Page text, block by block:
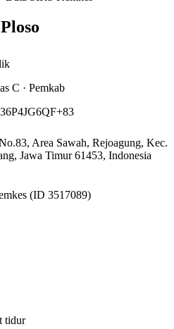
C · Pemkab
6P4JG6QF+83
Area Sawah, Rejoagung, Kec.
Jawa Timur 61453, Indonesia
(ID 3517089)
tidur